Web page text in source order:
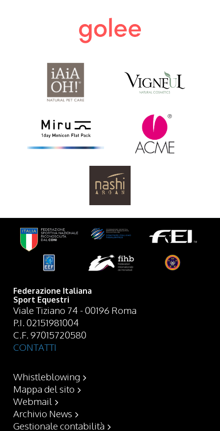
Federazione Italiana
Sport Equestri
Viale Tiziano 74 - 00196 Roma
P.I. 02151981004
C.F. 97015720580
CONTATTI
Whistleblowing
Mappa del sito
Webmail
Archivio News
Gestionale contabilità